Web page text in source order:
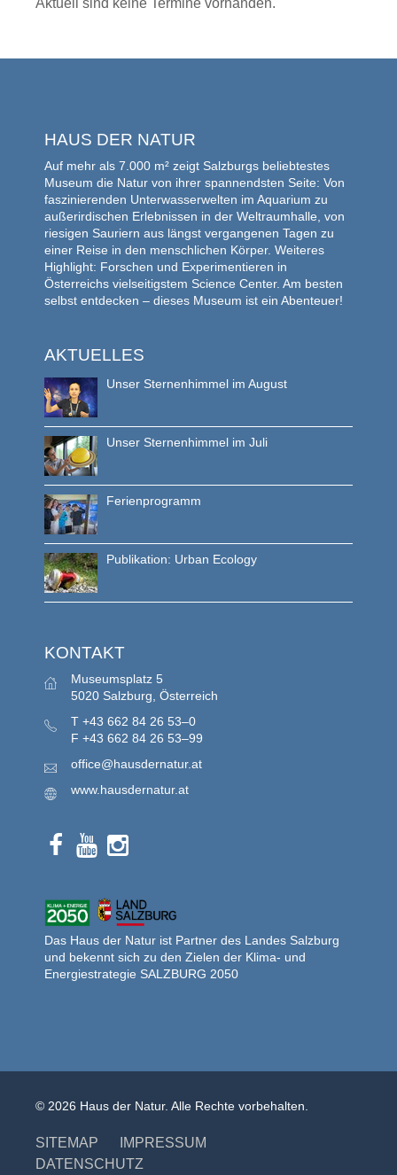
Aktuell sind keine Termine vorhanden.
HAUS DER NATUR
Auf mehr als 7.000 m² zeigt Salzburgs beliebtestes
Museum die Natur von ihrer spannendsten Seite: Von
faszinierenden Unterwasserwelten im Aquarium zu
außerirdischen Erlebnissen in der Weltraumhalle, von
riesigen Sauriern aus längst vergangenen Tagen zu
einer Reise in den menschlichen Körper. Weiteres
Highlight: Forschen und Experimentieren in
Österreichs vielseitigstem Science Center. Am besten
selbst entdecken – dieses Museum ist ein Abenteuer!
AKTUELLES
Unser Sternenhimmel im August
Unser Sternenhimmel im Juli
Ferienprogramm
Publikation: Urban Ecology
KONTAKT
Museumsplatz 5
5020 Salzburg, Österreich
T +43 662 84 26 53–0
F +43 662 84 26 53–99
office@hausdernatur.at
www.hausdernatur.at
Das Haus der Natur ist Partner des Landes Salzburg
und bekennt sich zu den Zielen der Klima- und
Energiestrategie SALZBURG 2050
© 2026 Haus der Natur. Alle Rechte vorbehalten.
SITEMAP
IMPRESSUM
DATENSCHUTZ